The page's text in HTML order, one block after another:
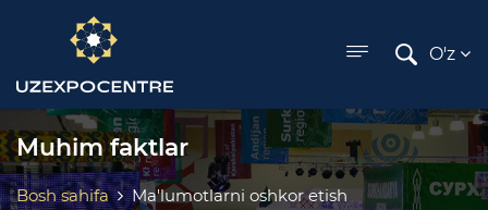
menu
O'z
Muhim faktlar
Bosh sahifa
Ma'lumotlarni oshkor etish